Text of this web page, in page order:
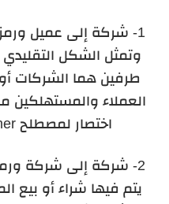
وتمثل الشكل التقليدي
طرفين هما الشركات أو
العملاء والمستهلكين
اختصار لمصطلح Business to Customer.
يتم فيها شراء أو بيع